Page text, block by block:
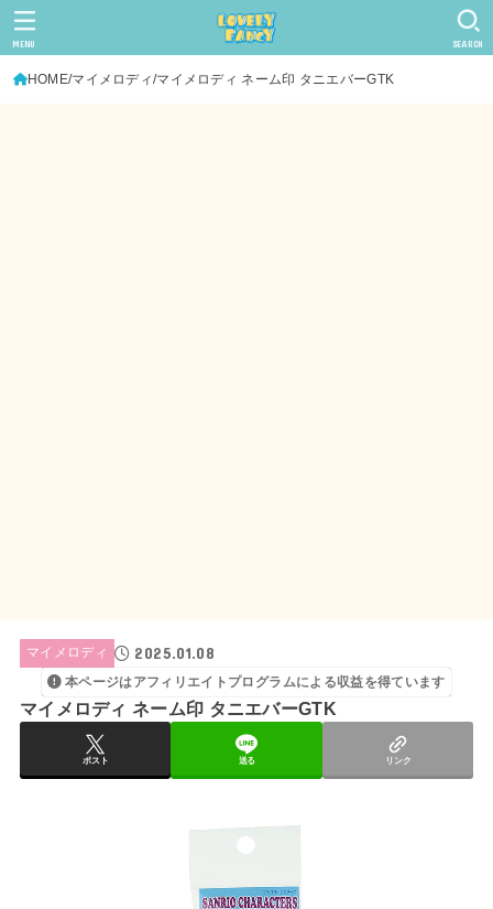
SEARCH
MENU
HOME マイメロディ マイメロディ ネーム印 タニエバーGTK
マイメロディ 2025.01.08
本ページはアフィリエイトプログラムによる収益を得ています
マイメロディ ネーム印 タニエバーGTK
ポスト 送る リンク